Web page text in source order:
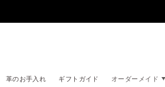
革のお手入れ ギフトガイド オーダーメイド